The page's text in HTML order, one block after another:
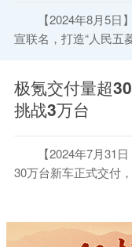
【2024年8月5日】
宣联名，打造“人民五
极氪交付量超
挑战3万台
【2024年7月31日
30万台新车正式交付